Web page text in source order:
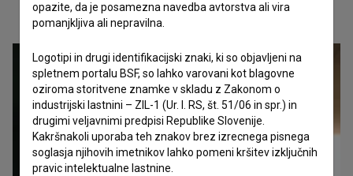
Oglejte si
opazite, da je posamezna navedba avtorstva ali vira
pomanjkljiva ali nepravilna.
Logotipi in drugi identifikacijski znaki, ki so objavljeni na
spletnem portalu BSF, so lahko varovani kot blagovne
oziroma storitvene znamke v skladu z Zakonom o
industrijski lastnini – ZIL-1 (Ur. l. RS, št. 51/06 in spr.) in
drugimi veljavnimi predpisi Republike Slovenije.
Kakršnakoli uporaba teh znakov brez izrecnega pisnega
soglasja njihovih imetnikov lahko pomeni kršitev izključnih
pravic intelektualne lastnine.